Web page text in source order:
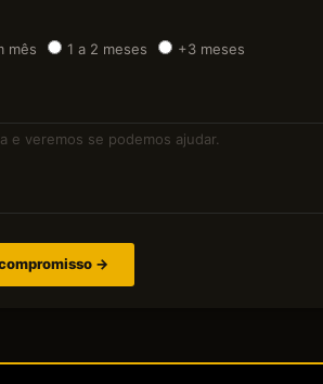
mês 1 a 2 meses +3 meses
→